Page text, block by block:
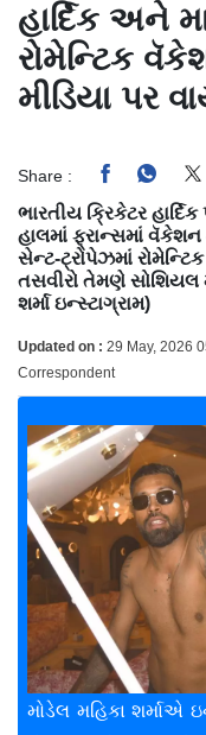
હાર્દિક અને
રોમેન્ટિક
મીડિયા પર
Share :
ભારતીય ક્રિકેટર
હાલમાં ફ્રાન્સમાં
સેન્ટ-ટ્રોપેઝમાં
તસવીરો તેમણે સોશિયલ
શર્મા ઇન્સ્ટાગ્રામ)
Updated on : 29 May, 2026
Correspondent
મોડેલ મહિકા શર્માએ